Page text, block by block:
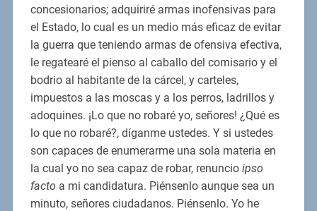
concesionarios; adquiriré armas inofensivas para
el Estado, lo cual es un medio más eficaz de evitar
la guerra que teniendo armas de ofensiva efectiva,
le regatearé el pienso al caballo del comisario y el
bodrio al habitante de la cárcel, y carteles,
impuestos a las moscas y a los perros, ladrillos y
adoquines. ¡Lo que no robaré yo, señores! ¿Qué es
lo que no robaré?, díganme ustedes. Y si ustedes
son capaces de enumerarme una sola materia en
la cual yo no sea capaz de robar, renuncio ipso
facto a mi candidatura. Piénsenlo aunque sea un
minuto, señores ciudadanos. Piénsenlo. Yo he